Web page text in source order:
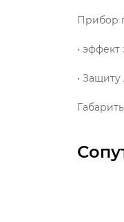
Прибор
•
•